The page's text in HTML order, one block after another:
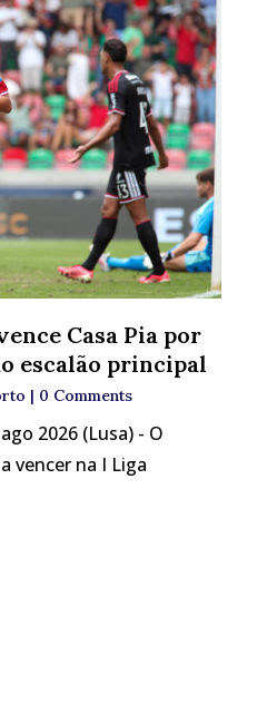
Casa Pia por
escalão principal
| 0 Comments
2026 (Lusa) - O
vencer na I Liga